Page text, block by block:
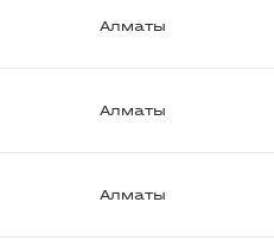
Алматы
Алматы
Алматы